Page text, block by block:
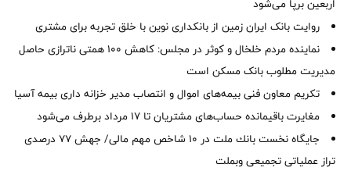
اربعین برپا می‌شود
روایت بانک ایران زمین از بانکداری نوین با خلق تجربه برای مشتری
نماینده مردم خلخال و کوثر در مجلس: کاهش ۱۰۰ همتی ناترازی حاصل
مدیریت مطلوب بانک مسکن است
تکریم معاون فنی بیمه‌های اموال و انتصاب مدیر خزانه داری بیمه آسیا
مغایرت‌ باقیمانده حساب‌های مشتریان تا ۱۷ مرداد برطرف می‌شود
جایگاه نخست بانك ملت در 10 شاخص مهم مالی/ جهش 77 درصدی
تراز عملیاتی تجمیعی وبملت